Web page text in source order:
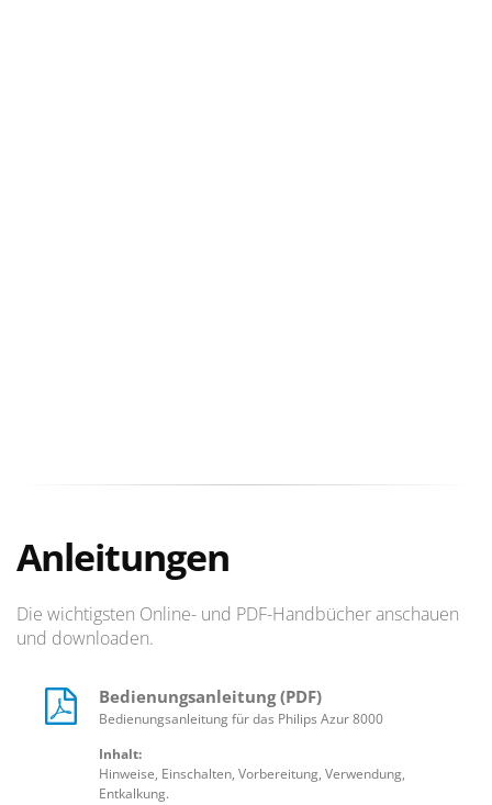
Anleitungen
Die wichtigsten Online- und PDF-Handbücher anschauen
und downloaden.
Bedienungsanleitung (PDF)
Bedienungsanleitung für das Philips Azur 8000
Inhalt:
Hinweise, Einschalten, Vorbereitung, Verwendung,
Entkalkung.